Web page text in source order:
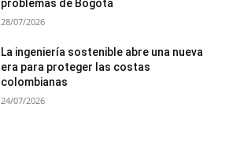
problemas de Bogotá
28/07/2026
La ingeniería sostenible abre una nueva
era para proteger las costas
colombianas
24/07/2026